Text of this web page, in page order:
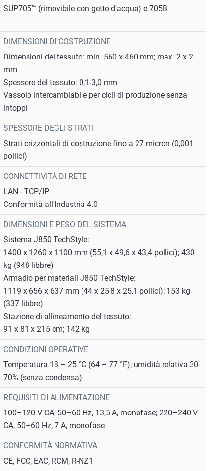
SUP705™ (rimovibile con getto d'acqua) e 705B
DIMENSIONI DI COSTRUZIONE
Dimensioni del tessuto: min. 560 x 460 mm; max. 2 x 2
mm
Spessore del tessuto: 0,1-3,0 mm
Vassoio intercambiabile per cicli di produzione senza
intoppi
SPESSORE DEGLI STRATI
Strati orizzontali di costruzione fino a 27 micron (0,001
pollici)
CONNETTIVITÀ DI RETE
LAN - TCP/IP
Conformità all'Industria 4.0
DIMENSIONI E PESO DEL SISTEMA
Sistema J850 TechStyle:
1400 x 1260 x 1100 mm (55,1 x 49,6 x 43,4 pollici); 430
kg (948 libbre)
Armadio per materiali J850 TechStyle:
1119 x 656 x 637 mm (44 x 25,8 x 25,1 pollici); 153 kg
(337 libbre)
Stazione di allineamento del tessuto:
91 x 81 x 215 cm; 142 kg
CONDIZIONI OPERATIVE
Temperatura 18 – 25 °C (64 – 77 °F); umidità relativa 30-
70% (senza condensa)
REQUISITI DI ALIMENTAZIONE
100–120 V CA, 50–60 Hz, 13,5 A, monofase; 220–240 V
CA, 50–60 Hz, 7 A, monofase
CONFORMITÀ NORMATIVA
CE, FCC, EAC, RCM, R-NZ1